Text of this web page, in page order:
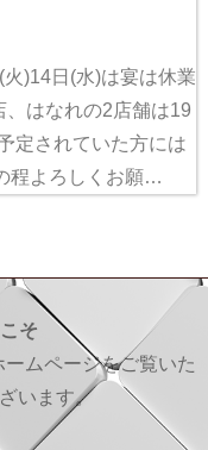
)14日(水)は宴は休業
、はなれの2店舗は19
定されていた方には
程よろしくお願…
そ
ムページをご覧いた
います。